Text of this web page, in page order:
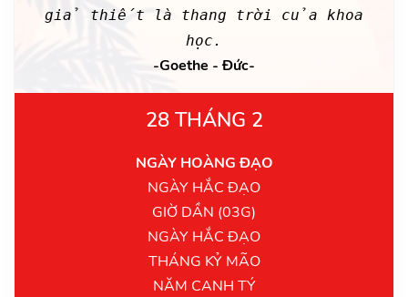
giả thiết là thang trời của khoa
học.
-Goethe - Đức-
28 THÁNG 2
NGÀY HOÀNG ĐẠO
NGÀY HẮC ĐẠO
GIỜ DẦN (03G)
NGÀY HẮC ĐẠO
THÁNG KỶ MÃO
NĂM CANH TÝ